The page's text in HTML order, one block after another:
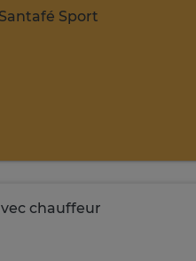
Sport
chauffeur